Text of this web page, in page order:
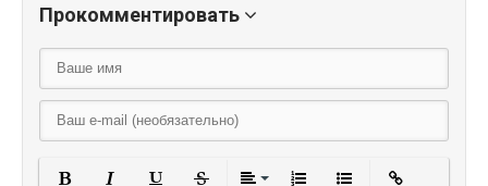
Прокомментировать